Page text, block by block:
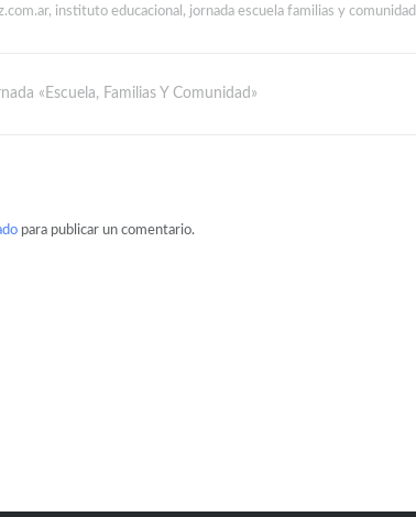
, instituto educacional , jornada escuela familias y comunidad
«Escuela, Familias Y Comunidad»
para publicar un comentario.